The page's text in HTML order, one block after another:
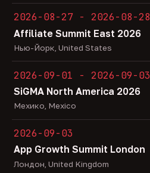
2026-08-27 - 2026-08-28
Affiliate Summit East 2026
Нью-Йорк, United States
2026-09-01 - 2026-09-03
SiGMA North America 2026
Мехико, Mexico
2026-09-03
App Growth Summit London
Лондон, United Kingdom